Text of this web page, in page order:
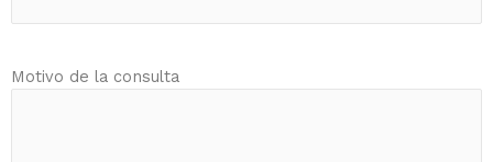
Motivo de la consulta